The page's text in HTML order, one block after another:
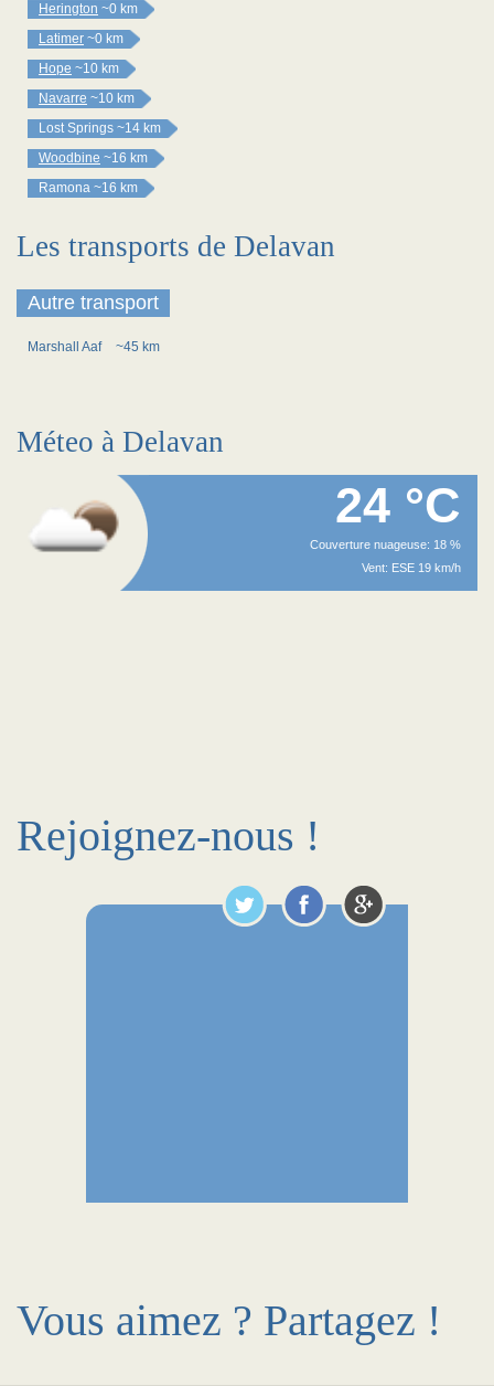
Herington ~0 km
Latimer ~0 km
Hope ~10 km
Navarre ~10 km
Lost Springs ~14 km
Woodbine ~16 km
Ramona ~16 km
Les transports de Delavan
Autre transport
Marshall Aaf ~45 km
Méteo à Delavan
24 °C
Couverture nuageuse: 18 %
Vent: ESE 19 km/h
Rejoignez-nous !
Vous aimez ? Partagez !